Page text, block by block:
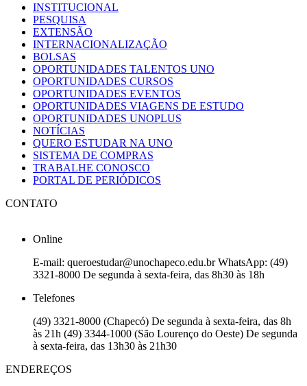
INSTITUCIONAL
PESQUISA
EXTENSÃO
INTERNACIONALIZAÇÃO
BOLSAS
OPORTUNIDADES TALENTOS UNO
OPORTUNIDADES CURSOS
OPORTUNIDADES EVENTOS
OPORTUNIDADES VIAGENS DE ESTUDO
OPORTUNIDADES UNOPLUS
NOTÍCIAS
QUERO ESTUDAR NA UNO
SISTEMA DE COMPRAS
TRABALHE CONOSCO
PORTAL DE PERIÓDICOS
CONTATO
Online
E-mail: queroestudar@unochapeco.edu.br WhatsApp: (49)
3321-8000 De segunda à sexta-feira, das 8h30 às 18h
Telefones
(49) 3321-8000 (Chapecó) De segunda à sexta-feira, das 8h
às 21h (49) 3344-1000 (São Lourenço do Oeste) De segunda
à sexta-feira, das 13h30 às 21h30
ENDEREÇOS